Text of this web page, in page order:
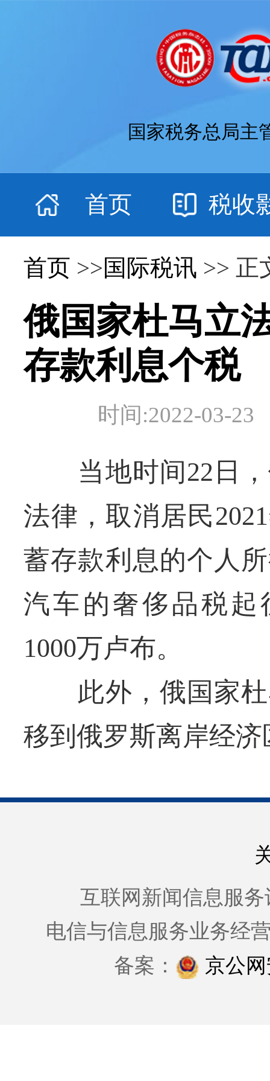
国家税务总局主
首页 税收
首页 >>国际税讯 >> 正
俄国家杜马立
存款利息个税
时间:2022-03-
当地时间22日，
法律，取消居民
蓄存款利息的个人
汽车的奢侈品税起
1000万卢布。
此外，俄国家杜
移到俄罗斯离岸经
互联网新闻信息服务
电信与信息服务业务经
备案：
京公网